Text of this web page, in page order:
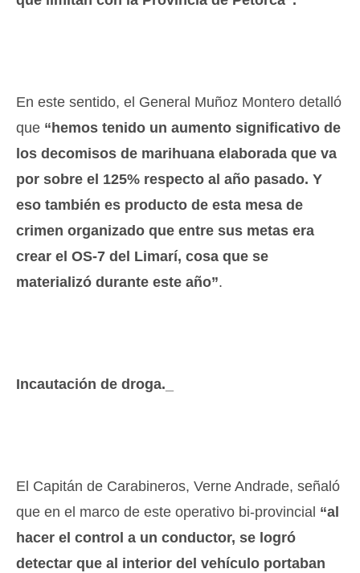
En este sentido, el General Muñoz Montero detalló
que “hemos tenido un aumento significativo de
los decomisos de marihuana elaborada que va
por sobre el 125% respecto al año pasado. Y
eso también es producto de esta mesa de
crimen organizado que entre sus metas era
crear el OS-7 del Limarí, cosa que se
materializó durante este año”.
Incautación de droga._
El Capitán de Carabineros, Verne Andrade, señaló
que en el marco de este operativo bi-provincial “al
hacer el control a un conductor, se logró
detectar que al interior del vehículo portaban